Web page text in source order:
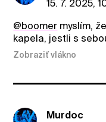
15. 7. 2025,
@boomer myslím,
kapela, jestli s
Zobraziť vlákno
Murdoc